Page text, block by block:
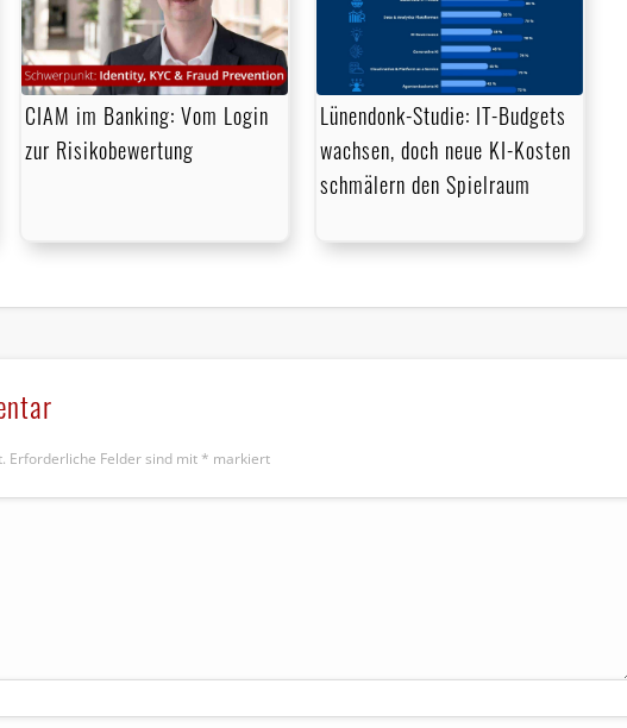
CIAM im Banking: Vom Login
zur Risikobewertung
Lünendonk-Studie: IT-Budgets
wachsen, doch neue KI-Kosten
schmälern den Spielraum
Erforderliche Felder sind mit * markiert